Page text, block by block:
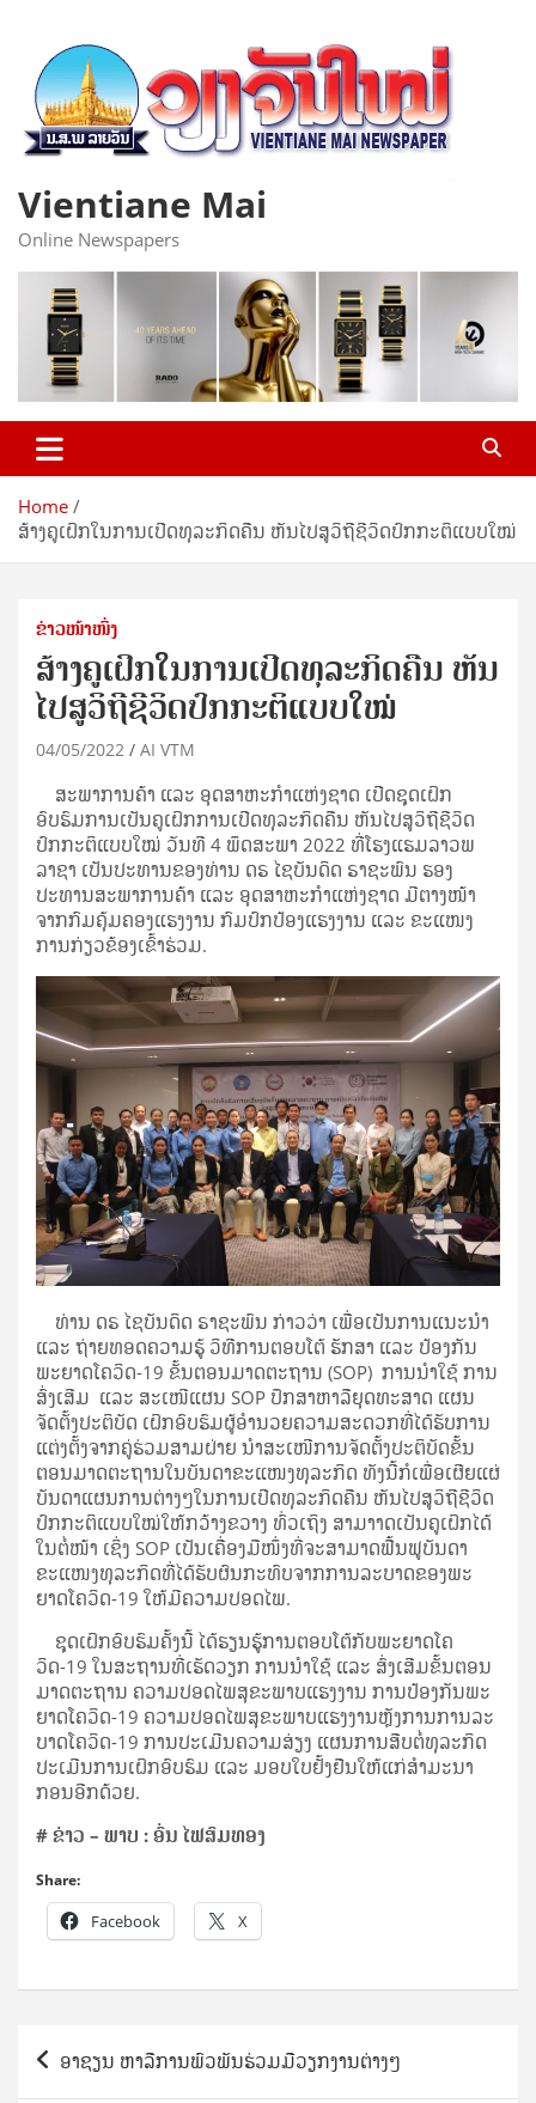
content
Vientiane Mai
Online Newspapers
Home
ສ້າງຄູເຝິກໃນການເປີດທຸລະກິດຄືນ ຫັນໄປສູວິຖີຊີວິດປົກກະຕິແບບໃໝ່
ຂ່າວໜ້າໜຶ່ງ
ສ້າງຄູເຝິກໃນການເປີດທຸລະກິດຄືນ ຫັນ
ໄປສູວິຖີຊີວິດປົກກະຕິແບບໃໝ່
04/05/2022 AI VTM
ສະພາການຄ້າ ແລະ ອຸດສາຫະກຳແຫ່ງຊາດ ເປີດຊຸດເຝິກ
ອົບຮົມການເປັນຄູເຝິກການເປີດທຸລະກິດຄືນ ຫັນໄປສູວິຖີຊີວິດ
ປົກກະຕິແບບໃໝ່ ວັນທີ 4 ພຶດສະພາ 2022 ທີ່ໂຮງແຮມລາວພ
ລາຊາ ເປັນປະທານຂອງທ່ານ ດຣ ໄຊບັນດິດ ຣາຊະພົນ ຮອງ
ປະທານສະພາການຄ້າ ແລະ ອຸດສາຫະກຳແຫ່ງຊາດ ມີຕາງໜ້າ
ຈາກກົມຄຸ້ມຄອງແຮງງານ ກົມປົກປ້ອງແຮງງານ ແລະ ຂະແໜງ
ການກ່ຽວຂ້ອງເຂົ້າຮ່ວມ.
ທ່ານ ດຣ ໄຊບັນດິດ ຣາຊະພົນ ກ່າວວ່າ ເພື່ອເປັນການແນະນຳ
ແລະ ຖ່າຍທອດຄວາມຮູ້ ວິທີການຕອບໂຕ້ ຮັກສາ ແລະ ປ້ອງກັນ
ພະຍາດໂຄວິດ-19 ຂັ້ນຕອນມາດຕະຖານ (SOP) ການນຳໃຊ້ ການ
ສົ່ງເສີມ ແລະ ສະເໜີແຜນ SOP ປຶກສາຫາລືຍຸດທະສາດ ແຜນ
ຈັດຕັ້ງປະຕິບັດ ເຝິກອົບຮົມຜູ້ອຳນວຍຄວາມສະດວກທີ່ໄດ້ຮັບການ
ແຕ່ງຕັ້ງຈາກຄູ່ຮ່ວມສາມຝ່າຍ ນຳສະເໜີການຈັດຕັ້ງປະຕິບັດຂັ້ນ
ຕອນມາດຕະຖານໃນບັນດາຂະແໜງທຸລະກິດ ທັງນີ້ກໍເພື່ອເຜີຍແຜ່
ບັນດາແຜນການຕ່າງໆໃນການເປີດທຸລະກິດຄືນ ຫັນໄປສູວິຖີຊີວິດ
ປົກກະຕິແບບໃໝ່ໃຫ້ກວ້າງຂວາງ ທົ່ວເຖິງ ສາມາາດເປັນຄູເຝິກໄດ້
ໃນຕໍ່ໜ້າ ເຊິ່ງ SOP ເປັນເຄື່ອງມືໜຶ່ງທີ່ຈະສາມາດຟື້ນຟູບັນດາ
ຂະແໜງທຸລະກິດທີ່ໄດ້ຮັບຜົນກະທົບຈາກການລະບາດຂອງພະ
ຍາດໂຄວິດ-19 ໃຫ້ມີຄວາມປອດໄພ.
ຊຸດເຝິກອົບຮົມຄັ້ງນີ້ ໄດ້ຮຽນຮູ້ການຕອບໂຕ້ກັບພະຍາດໂຄ
ວິດ-19 ໃນສະຖານທີ່ເຮັດວຽກ ການນຳໃຊ້ ແລະ ສົ່ງເສີມຂັ້ນຕອນ
ມາດຕະຖານ ຄວາມປອດໄພສຸຂະພາບແຮງງານ ການປ້ອງກັນພະ
ຍາດໂຄວິດ-19 ຄວາມປອດໄພສຸຂະພາບແຮງງານຫຼັງການການລະ
ບາດໂຄວິດ-19 ການປະເມີນຄວາມສ່ຽງ ແຜນການສືບຕໍ່ທຸລະກິດ
ປະເມີນການເຝິກອົບຮົມ ແລະ ມອບໃບຢັ້ງຢືນໃຫ້ແກ່ສຳມະນາ
ກອນອີກດ້ວຍ.
# ຂ່າວ – ພາບ : ອົ່ນ ໄຟສົມທອງ
Share:
Facebook X
Post
navigation
ອາຊຽນ ຫາລືການພົວພັນຮ່ວມມືວຽກງານຕ່າງໆ